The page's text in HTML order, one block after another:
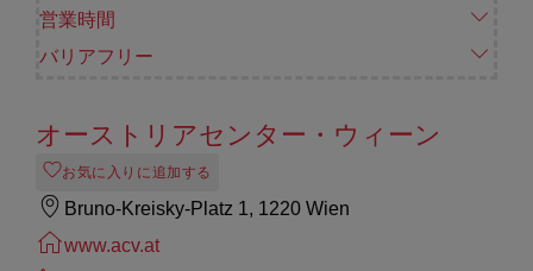
営業時間
バリアフリー
オーストリアセンター・ウィーン
お気に入りに追加する
Bruno-Kreisky-Platz 1, 1220 Wien
www.acv.at